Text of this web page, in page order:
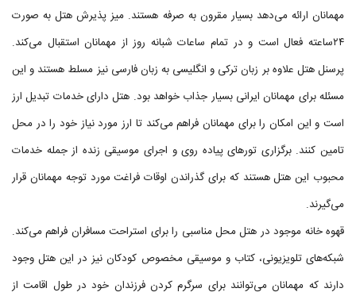
مهمانان ارائه می‌دهد بسیار مقرون به صرفه هستند. میز پذیرش هتل به صورت
۲۴ساعته فعال است و در تمام ساعات شبانه روز از مهمانان استقبال می‌کند.
پرسنل هتل علاوه بر زبان ترکی و انگلیسی به زبان فارسی نیز مسلط هستند و این
مسئله برای مهمانان ایرانی بسیار جذاب خواهد بود. هتل دارای خدمات تبدیل ارز
است و این امکان را برای مهمانان فراهم می‌کند تا ارز مورد نیاز خود را در محل
تامین کنند. برگزاری تورهای پیاده روی و اجرای موسیقی زنده از جمله خدمات
محبوب این هتل هستند که برای گذراندن اوقات فراغت مورد توجه مهمانان قرار
می‌گیرند.
قهوه خانه موجود در هتل محل مناسبی را برای استراحت مسافران فراهم می‌کند.
شبکه‌های تلویزیونی، کتاب و موسیقی مخصوص کودکان نیز در این هتل وجود
دارند که مهمانان می‌توانند برای سرگرم کردن فرزندان خود در طول اقامت از